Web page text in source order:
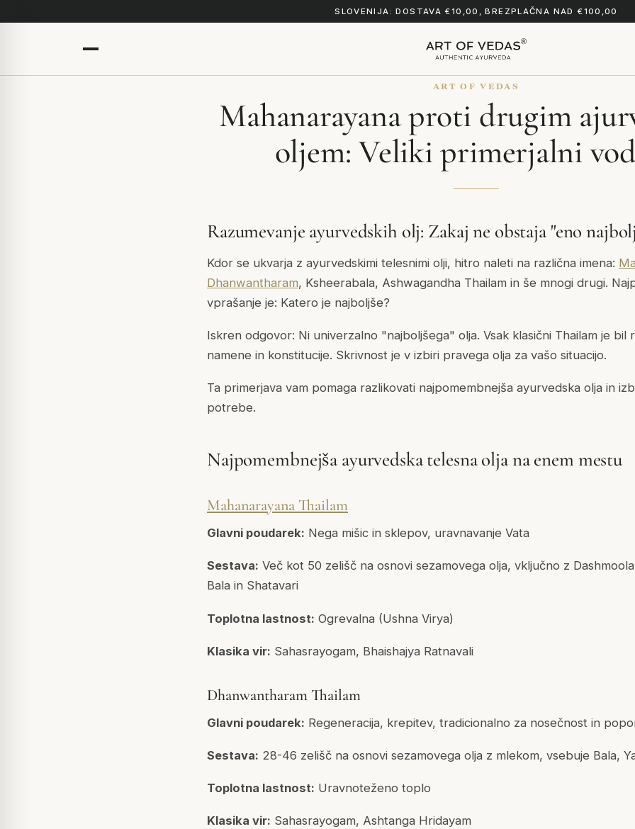
SLOVENIJA: DOSTAVA €10,00, BREZPLAČNA NAD €100,00
ART OF VEDAS
Mahanarayana proti drugim
oljem: Veliki primerjalni
Razumevanje ayurvedskih olj: Zakaj ne obstaja "eno
Kdor se ukvarja z ayurvedskimi telesnimi olji, hitro naleti na različna imena:
Dhanwantharam, Ksheerabala, Ashwagandha Thailam in še mnogi drugi.
vprašanje je: Katero je najboljše?
Iskren odgovor: Ni univerzalno "najboljšega" olja. Vsak klasični Thailam je bil
namene in konstitucije. Skrivnost je v izbiri pravega olja za vašo situacijo.
Ta primerjava vam pomaga razlikovati najpomembnejša ayurvedska olja in
potrebe.
Najpomembnejša ayurvedska telesna olja na enem mestu
Mahanarayana Thailam
Glavni poudarek: Nega mišic in sklepov, uravnavanje Vata
Sestava: Več kot 50 zelišč na osnovi sezamovega olja, vključno z
Bala in Shatavari
Toplotna lastnost: Ogrevalna (Ushna Virya)
Klasika vir: Sahasrayogam, Bhaishajya Ratnavali
Dhanwantharam Thailam
Glavni poudarek: Regeneracija, krepitev, tradicionalno za nosečnost in
Sestava: 28-46 zelišč na osnovi sezamovega olja z mlekom, vsebuje Bala,
Toplotna lastnost: Uravnoteženo toplo
Klasika vir: Sahasrayogam, Ashtanga Hridayam